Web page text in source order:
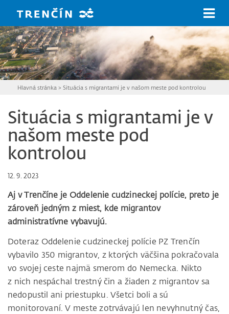
Hlavná stránka > Situácia s migrantami je v našom meste pod kontrolou
Situácia s migrantami je v
našom meste pod
kontrolou
12. 9. 2023
Aj v Trenčíne je Oddelenie cudzineckej polície, preto je
zároveň jedným z miest, kde migrantov
administratívne vybavujú.
Doteraz Oddelenie cudzineckej polície PZ Trenčín
vybavilo 350 migrantov, z ktorých väčšina pokračovala
vo svojej ceste najmä smerom do Nemecka. Nikto
z nich nespáchal trestný čin a žiaden z migrantov sa
nedopustil ani priestupku. Všetci boli a sú
monitorovaní. V meste zotrvávajú len nevyhnutný čas,